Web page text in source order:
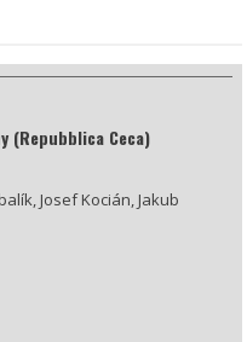
(Repubblica Ceca)
Josef Kocián, Jakub